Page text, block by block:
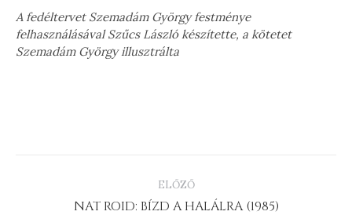
A fedéltervet Szemadám György festménye
felhasználásával Szűcs László készítette, a kötetet
Szemadám György illusztrálta
PROJECT
NAVIGATION
ELŐZŐ
Previous
NAT ROID: BÍZD A HALÁLRA (1985)